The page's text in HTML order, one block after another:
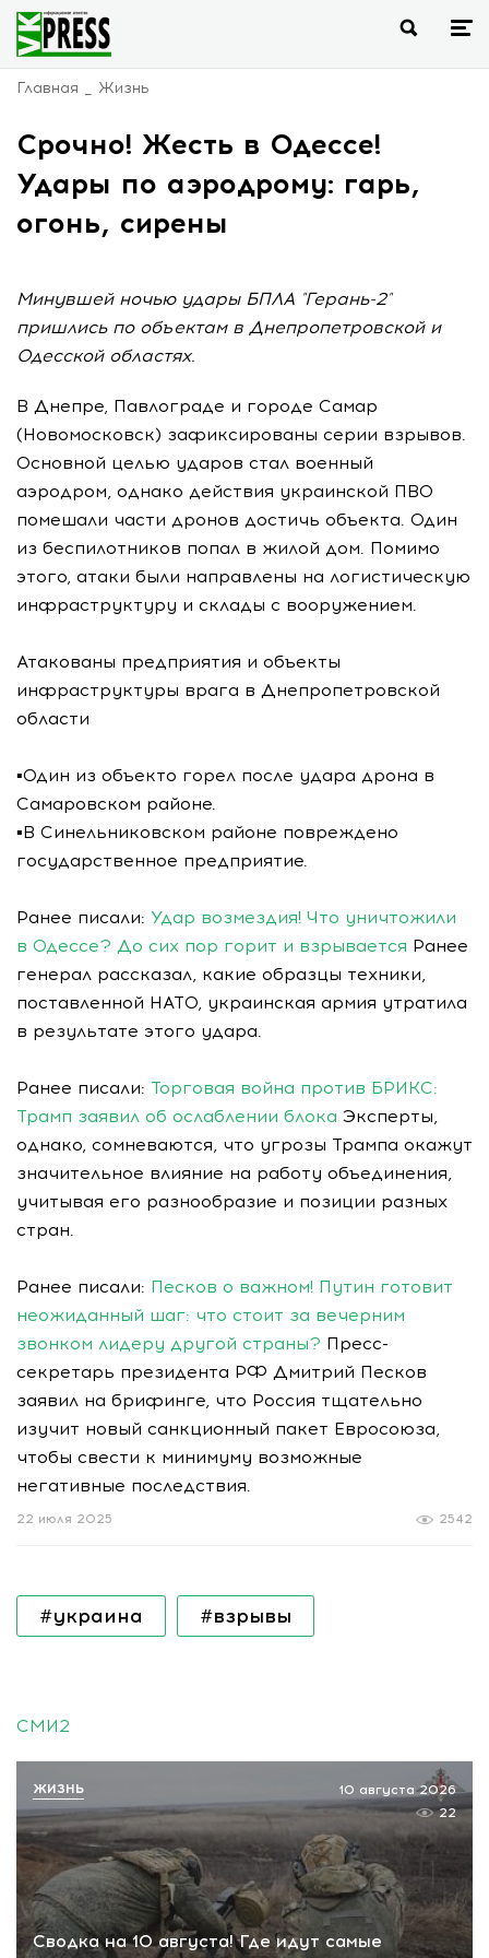
Главная Жизнь
Срочно! Жесть в Одессе!
Удары по аэродрому: гарь,
огонь, сирены
Минувшей ночью удары БПЛА "Герань-2"
пришлись по объектам в Днепропетровской и
Одесской областях.
В Днепре, Павлограде и городе Самар
(Новомосковск) зафиксированы серии взрывов.
Основной целью ударов стал военный
аэродром, однако действия украинской ПВО
помешали части дронов достичь объекта. Один
из беспилотников попал в жилой дом. Помимо
этого, атаки были направлены на логистическую
инфраструктуру и склады с вооружением.
Атакованы предприятия и объекты
инфраструктуры врага в Днепропетровской
области
▪️Один из объекто горел после удара дрона в
Самаровском районе.
▪️В Синельниковском районе повреждено
государственное предприятие.
Ранее писали: Удар возмездия! Что уничтожили
в Одессе? До сих пор горит и взрывается Ранее
генерал рассказал, какие образцы техники,
поставленной НАТО, украинская армия утратила
в результате этого удара.
Ранее писали: Торговая война против БРИКС:
Трамп заявил об ослаблении блока Эксперты,
однако, сомневаются, что угрозы Трампа окажут
значительное влияние на работу объединения,
учитывая его разнообразие и позиции разных
стран.
Ранее писали: Песков о важном! Путин готовит
неожиданный шаг: что стоит за вечерним
звонком лидеру другой страны? Пресс-
секретарь президента РФ Дмитрий Песков
заявил на брифинге, что Россия тщательно
изучит новый санкционный пакет Евросоюза,
чтобы свести к минимуму возможные
негативные последствия.
2542
22 июля 2025
#украина #взрывы
СМИ2
Сводка на 10 августа! Где идут самые
10 августа 2026
22
ЖИЗНЬ